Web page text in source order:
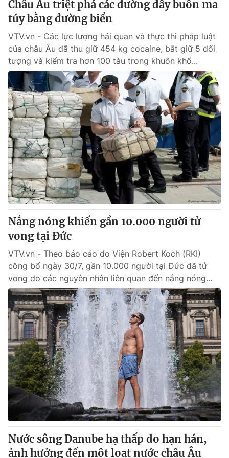
thuận bằng văn bản. Ghi rõ nguồn VTV.vn khi phát hành lại
thông tin từ website này.
Châu Âu triệt phá các đường dây buôn ma
túy bằng đường biển
VTV.vn - Các lực lượng hải quan và thực thi pháp luật
của châu Âu đã thu giữ 454 kg cocaine, bắt giữ 5 đối
tượng và kiểm tra hơn 100 tàu trong khuôn khổ...
Nắng nóng khiến gần 10.000 người tử
vong tại Đức
VTV.vn - Theo báo cáo do Viện Robert Koch (RKI)
công bố ngày 30/7, gần 10.000 người tại Đức đã tử
vong do các nguyên nhân liên quan đến nắng nóng...
Nước sông Danube hạ thấp do hạn hán,
ảnh hưởng đến một loạt nước châu Âu